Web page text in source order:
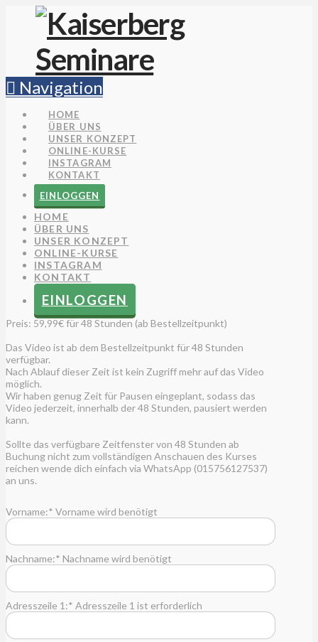
Navigation
HOME
ÜBER UNS
UNSER KONZEPT
ONLINE-KURSE
INSTAGRAM
KONTAKT
EINLOGGEN
HOME
ÜBER UNS
UNSER KONZEPT
ONLINE-KURSE
INSTAGRAM
KONTAKT
EINLOGGEN
Preis: 59,99€ für 48 Stunden (ab Bestellzeitpunkt)
Das Video ist ab dem Bestellzeitpunkt für 48 Stunden
verfügbar.
Nach Ablauf dieser Zeit ist kein Zugriff mehr auf das Video
möglich.
Wir haben genug Zeit für Pausen eingeplant, sodass das
Video jederzeit, innerhalb der 48 Stunden, pausiert werden
kann.
Sollte das verfügbare Zeitfenster von 48 Stunden ab
Buchung nicht zum vollständigen Anschauen des Kurses
reichen wende dich einfach via WhatsApp (015756127537)
an uns.
Vorname:* Vorname wird benötigt
Nachname:* Nachname wird benötigt
Adresszeile 1:* Adresszeile 1 ist erforderlich